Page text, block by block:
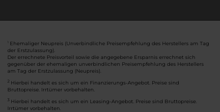
Ehemaliger Neupreis (Unverbindliche Preisempfehlung des Herstellers am Tag
der Erstzulassung).
Der errechnete Preisvorteil sowie die angegebene Ersparnis errechnet sich
gegenüber der ehemaligen unverbindlichen Preisempfehlung des Herstellers
am Tag der Erstzulassung (Neupreis).
2 Hierbei handelt es sich um ein Finanzierungs-Angebot. Preise sind
Bruttopreise. Irrtümer vorbehalten.
3 Hierbei handelt es sich um ein Leasing-Angebot. Preise sind Bruttopreise.
Irrtümer vorbehalten.